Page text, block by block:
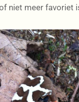
niet meer favoriet